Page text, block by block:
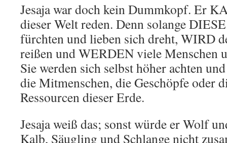
Jesaja war doch kein Dummkopf. Er
dieser Welt reden. Denn solange
fürchten und lieben sich dreht, WIRD
reißen und WERDEN viele Menschen
Sie werden sich selbst höher achten
die Mitmenschen, die Geschöpfe oder
Ressourcen dieser Erde.
Jesaja weiß das; sonst würde er Wolf
Kalb, Säugling und Schlange nicht